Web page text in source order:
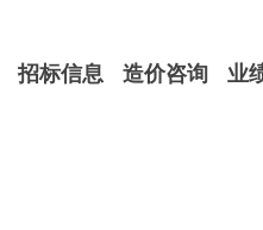
招标信息 造价咨询 业